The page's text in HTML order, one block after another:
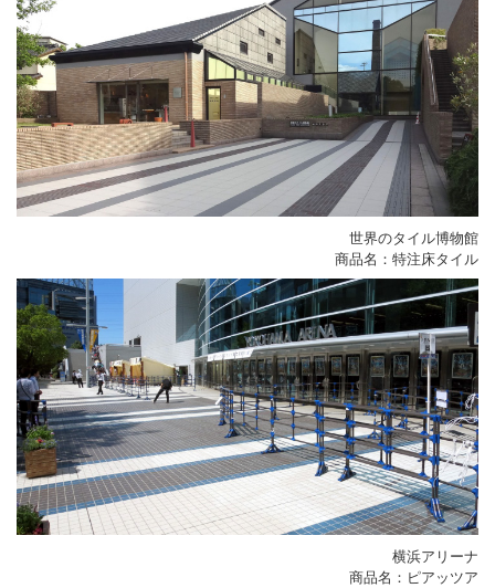
世界のタイル博物館
商品名：特注床タイル
横浜アリーナ
商品名：ピアッツア